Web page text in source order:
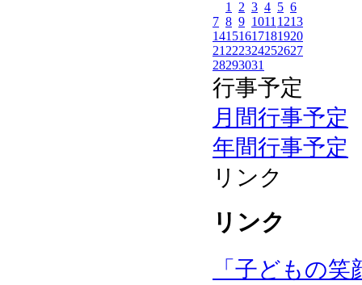
1
2 3 4 5 6
7 8 9 1011 1213
14151617181920
21 222324252627
28293031
行事予定
月間行事予定
年間行事予定
リンク
リンク
「子どもの